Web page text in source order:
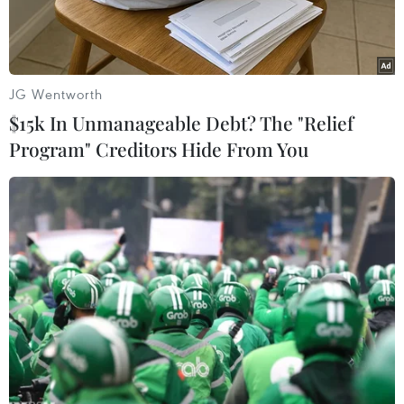
Người biểu tình Iraq tập trung tại quảng trường Tahrir, thủ đô
Baghdad. (Ảnh: THX/TTXVN)
Theo phóng viên TTXVN tại Trung Đông, đêm
27/11, người biểu tình đã xông vào đốt phá tòa
tổng lãnh sự của Iran ở thành phố Najaf, miền
JG Wentworth
$15k In Unmanageable Debt? The "Relief
Program" Creditors Hide From You